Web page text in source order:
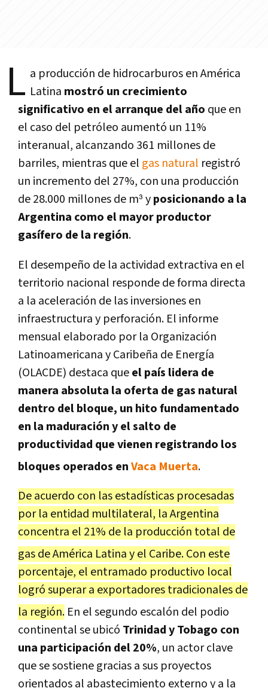
L a producción de hidrocarburos en América
Latina mostró un crecimiento
significativo en el arranque del año que en
el caso del petróleo aumentó un 11%
interanual, alcanzando 361 millones de
barriles, mientras que el gas natural registró
un incremento del 27%, con una producción
de 28.000 millones de m³ yposicionando a la
Argentina como el mayor productor
gasífero de la región.
El desempeño de la actividad extractiva en el
territorio nacional responde de forma directa
a la aceleración de las inversiones en
infraestructura y perforación. El informe
mensual elaborado por la Organización
Latinoamericana y Caribeña de Energía
(OLACDE) destaca queel país lidera de
manera absoluta la oferta de gas natural
dentro del bloque, un hito fundamentado
en la maduración y el salto de
productividad que vienen registrando los
bloques operados enVaca Muerta.
De acuerdo con las estadísticas procesadas
por la entidad multilateral, la Argentina
concentra el 21% de la producción total de
gas de América Latina y el Caribe. Con este
porcentaje, el entramado productivo local
logró superar a exportadores tradicionales de
la región. En el segundo escalón del podio
continental se ubicó Trinidad y Tobago con
una participación del 20%, un actor clave
que se sostiene gracias a sus proyectos
orientados al abastecimiento externo y a la